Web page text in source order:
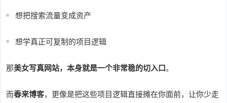
想把搜索流量变成资产
想学真正可复制的项目逻辑
那美女写真网站，本身就是一个非常稳的切入口。
而春来博客，更像是把这些项目逻辑直接摊在你面前，让你少走